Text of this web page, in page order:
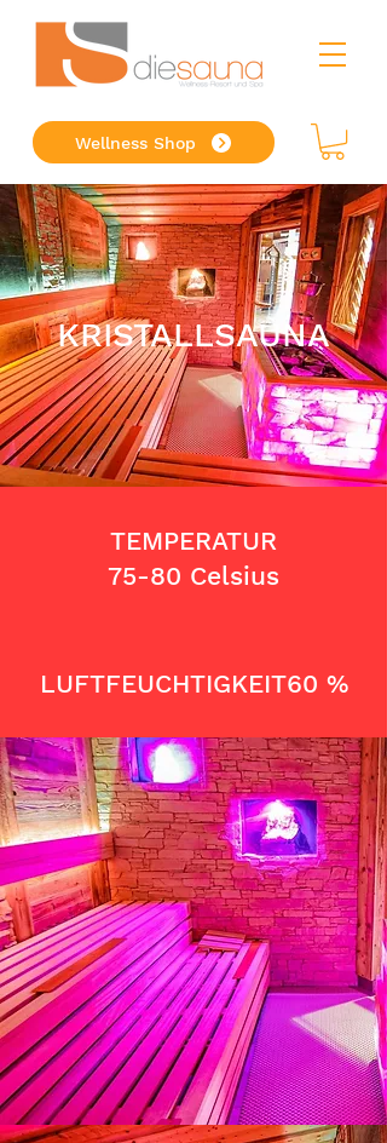
Wellness Shop
KRISTALLSAUNA
TEMPERATUR
75-80 Celsius
LUFTFEUCHTIGKEIT60 %